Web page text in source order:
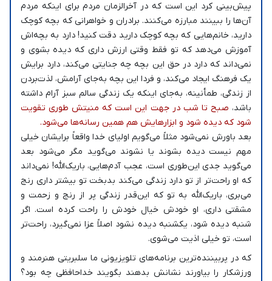
پیش‌بینی کرد این است که در آخرالزمان مردم برای اینکه مردم
آن‌ها را ببینند مبارزه می‌کنند. برادران و خواهرانی که بچه کوچک
دارید، خانم‌هایی که بچه کوچک دارید دقت کنید! دارد به بچه‌اش
آموزش می‌دهد که تو فقط وقتی ارزش داری که دیده بشوی و
نمی‌داند که دارد در حق این بچه چه جنایتی می‌کند، دارد برایش
یک فرهنگ ایجاد می‌کند، و فردا این بچه به‌جای آرامش، لذت‌بردن
از زندگی، طمأنینه، به‌جای اینکه یک زندگی سالم سبز آرام داشته
باشد، صبح تا شب در جهت این است که منیتش طوری تقویت
شود که دیده شود و ابزارهایش هم همین رسانه‌ها می‌شود.
بعد باورش نمی‌شود مثلاً می‌گویم اولیای خدا واقعاً برایشان خیلی
مهم نیست دیده بشوند یا نشوند می‌گوید مگر می‌شود بعد
می‌گوید جدی این‌طوری است، عجب آدم‌هایی، باریک‌الله! نمی‌داند
که او راحت‌تر از تو دارد زندگی می‌کند بدبخت تو بیشتر داری رنج
می‌بری، باریک‌الله به تو که این‌قدر زندگی پر از رنج و زحمت و
مشقتی داری، او خودش خیال خودش را راحت کرده است. اگر
شنبه دیده شود، یکشنبه دیده نشود اصلاً عزا نمی‌گیرد، راحت‌تر
است، تو خیلی اذیت می‌شوی.
که در پربیننده‌ترین برنامه‌های تلویزیونی ما سلبریتی هنرمند و
ورزشکار را بیاورند نشانش بدهند بگویند خداحافظی چه بود؟